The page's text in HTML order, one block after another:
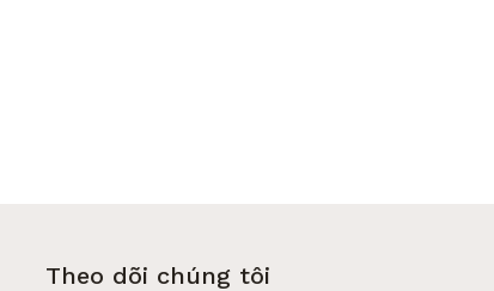
Theo dõi chúng tôi